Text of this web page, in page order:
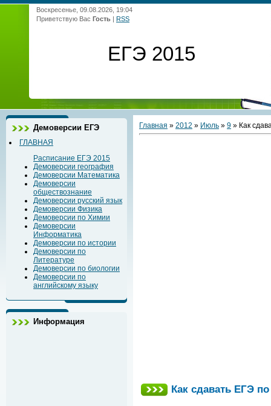
Воскресенье, 09.08.2026, 19:04
Приветствую Вас Гость | RSS
ЕГЭ 2015
Демоверсии ЕГЭ
ГЛАВНАЯ
Расписание ЕГЭ 2015
Демоверсии география
Демоверсии Математика
Демоверсии
обществознание
Демоверсии русский язык
Демоверсии Физика
Демоверсии по Химии
Демоверсии
Информатика
Демоверсии по истории
Демоверсии по
Литературе
Демоверсии по биологии
Демоверсии по
английскому языку
Информация
Главная » 2012 » Июль » 9 » Как
Как сдавать ЕГЭ